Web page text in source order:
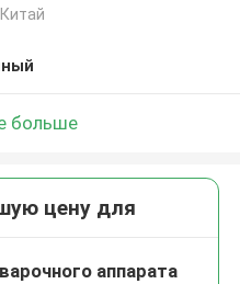
больше
цену для
аппарата